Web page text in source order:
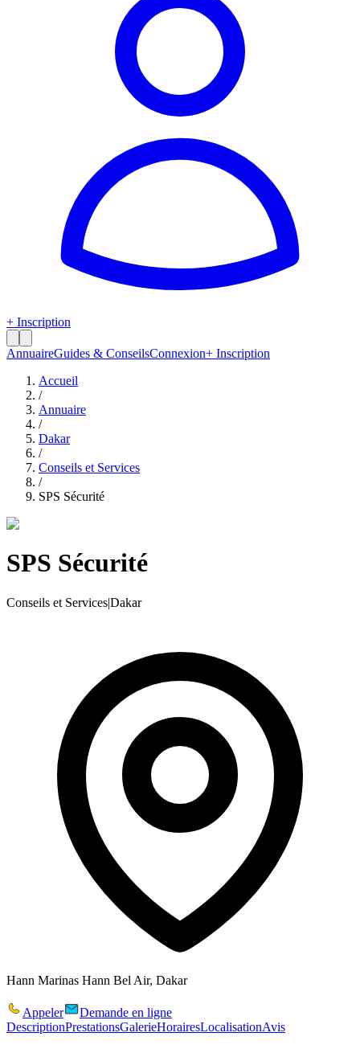
+ Inscription
AnnuaireGuides & ConseilsConnexion+ Inscription
Accueil
/
Annuaire
/
Dakar
/
Conseils et Services
/
SPS Sécurité
SPS Sécurité
Conseils et Services|Dakar
Hann Marinas Hann Bel Air, Dakar
Appeler
Demande en ligne
DescriptionPrestationsGalerieHorairesLocalisationAvis